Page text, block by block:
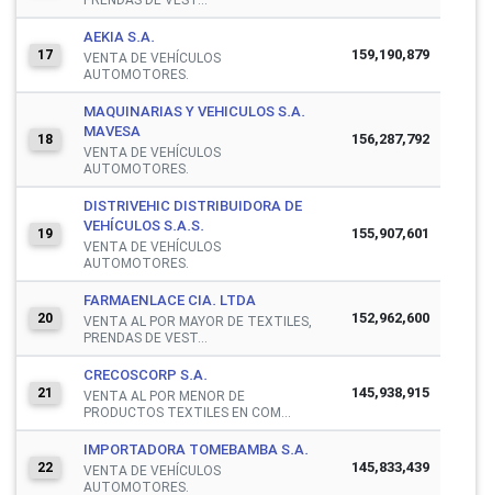
17
AEKIA S.A.
VENTA DE VEHÍCULOS
AUTOMOTORES.
159,190,879
18
MAQUINARIAS Y VEHICULOS S.A.
MAVESA
VENTA DE VEHÍCULOS
AUTOMOTORES.
156,287,792
19
DISTRIVEHIC DISTRIBUIDORA DE
VEHÍCULOS S.A.S.
VENTA DE VEHÍCULOS
AUTOMOTORES.
155,907,601
20
FARMAENLACE CIA. LTDA
VENTA AL POR MAYOR DE TEXTILES,
PRENDAS DE VEST...
152,962,600
21
CRECOSCORP S.A.
VENTA AL POR MENOR DE
PRODUCTOS TEXTILES EN COM...
145,938,915
22
IMPORTADORA TOMEBAMBA S.A.
VENTA DE VEHÍCULOS
AUTOMOTORES.
145,833,439